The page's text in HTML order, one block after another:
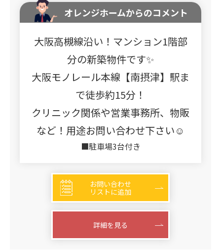
オレンジホームからのコメント
大阪高槻線沿い！マンション1階部
分の新築物件です✨
大阪モノレール本線【南摂津】駅ま
で徒歩約15分！
クリニック関係や営業事務所、物販
など！用途お問い合わせ下さい☺
■駐車場3台付き
お問い合わせ
リストに追加
詳細を見る